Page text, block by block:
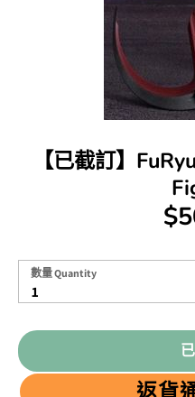
【已截訂】
數
Quantity
1
數量 Quantity
返貨